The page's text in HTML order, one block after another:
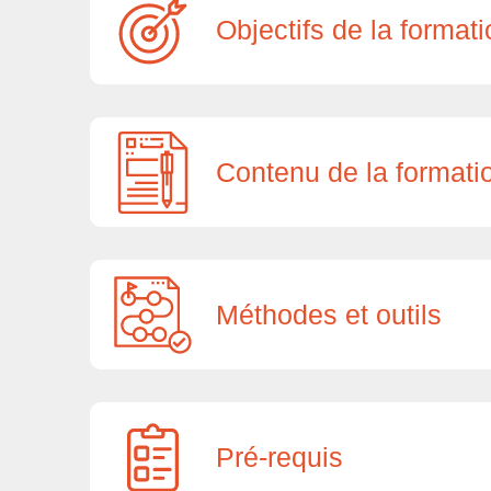
Objectifs de la
Contenu de la
Méthodes et outils
Pré-requis